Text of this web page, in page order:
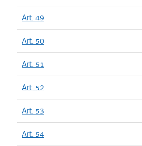
Art. 49
Art. 50
Art. 51
Art. 52
Art. 53
Art. 54